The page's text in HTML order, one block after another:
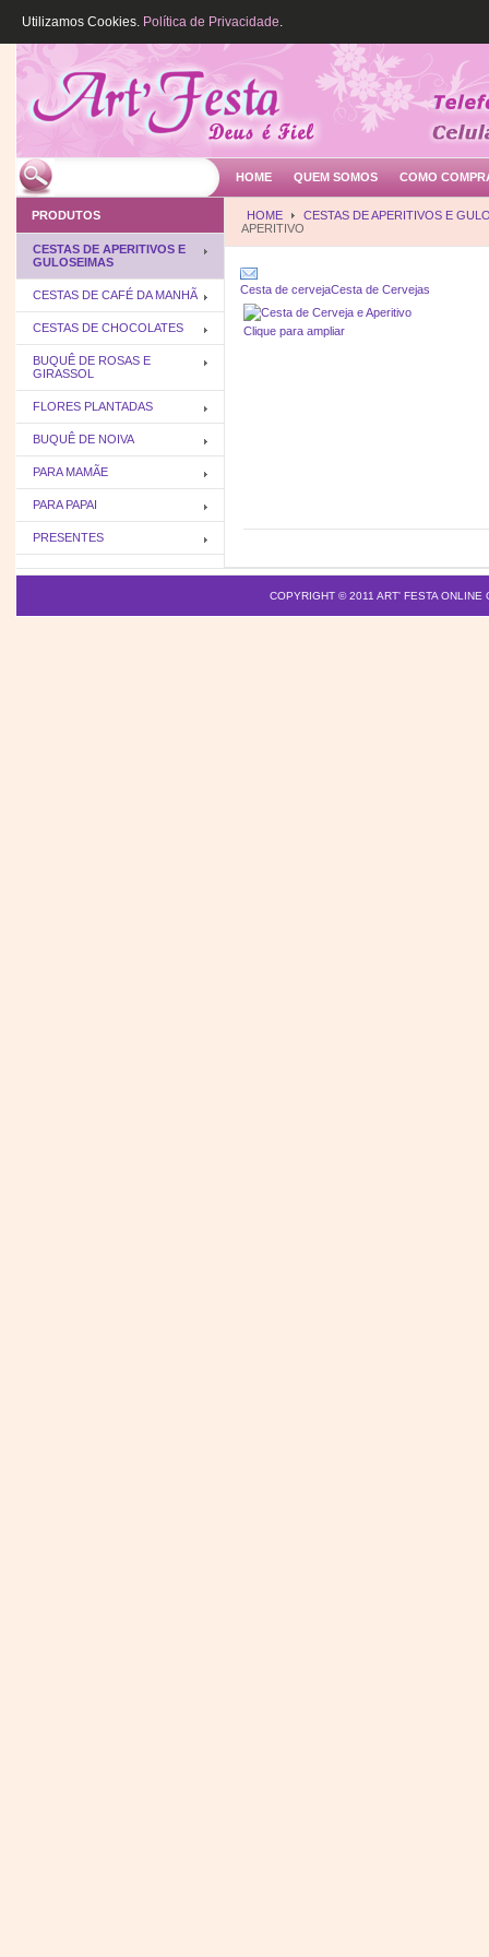
HOME QUEM SOMOS COMO
HOME
CESTAS DE APERITIVOS E
APERITIVO
Cesta de cervejaCesta de Cervejas
Clique para ampliar
PRODUTOS
CESTAS DE APERITIVOS E
GULOSEIMAS
CESTAS DE CAFÉ DA MANHÃ
CESTAS DE CHOCOLATES
BUQUÊ DE ROSAS E
GIRASSOL
FLORES PLANTADAS
BUQUÊ DE NOIVA
PARA MAMÃE
PARA PAPAI
PRESENTES
COPYRIGHT © 2011 ART' FESTA ONLINE
Utilizamos Cookies. Política de Privacidade.